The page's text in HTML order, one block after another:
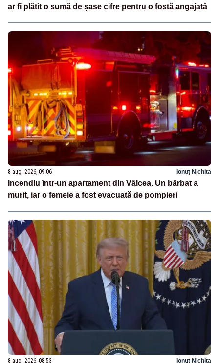
ar fi plătit o sumă de șase cifre pentru o fostă angajată
8 aug. 2026, 09:06 Ionuț Nichita
Incendiu într-un apartament din Vâlcea. Un bărbat a
murit, iar o femeie a fost evacuată de pompieri
8 aug. 2026, 08:53 Ionuț Nichita